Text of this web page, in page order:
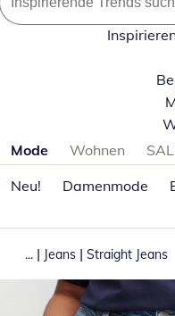
Produktkategorien
Mode Wohnen
Neu!
Damenmode
... | Jeans | Straight Jeans